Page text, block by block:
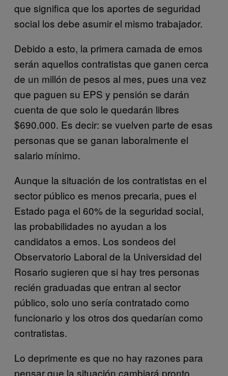
que significa que los aportes de seguridad
social los debe asumir el mismo trabajador.
Debido a esto, la primera camada de emos
serán aquellos contratistas que ganen cerca
de un millón de pesos al mes, pues una vez
que paguen su EPS y pensión se darán
cuenta de que solo le quedarán libres
$690.000. Es decir: se vuelven parte de esas
personas que se ganan laboralmente el
salario mínimo.
Aunque la situación de los contratistas en el
sector público es menos precaria, pues el
Estado paga el 60% de la seguridad social,
las probabilidades no ayudan a los
candidatos a emos. Los sondeos del
Observatorio Laboral de la Universidad del
Rosario sugieren que si hay tres personas
recién graduadas que entran al sector
público, solo uno sería contratado como
funcionario y los otros dos quedarían como
contratistas.
Lo deprimente es que no hay razones para
pensar que la situación cambiará pronto,